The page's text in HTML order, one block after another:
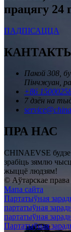
працягу 24
ПАДПІСАЦЦА
Пакой 308,
Пінчжуан,
+86
7 дзён на
ПРА НАС
CHINAEVSE будзе
зрабіць зямлю
жыццё людзям!
© Аўтарскае
Мапа сайта
Партатыўная
партатыўная
партатыўная
Партатыўная